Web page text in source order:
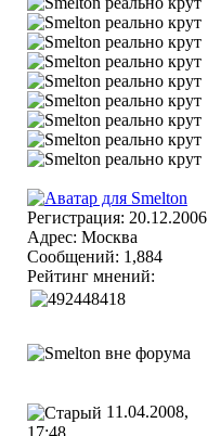
Регистрация: 20.12.2006
Адрес: Москва
Сообщений: 1,884
Рейтинг мнений:
11.04.2008,